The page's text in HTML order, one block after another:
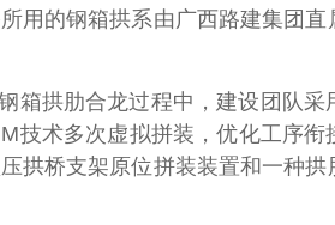
用的钢箱拱系由广西路建集团
箱拱肋合龙过程中，建设团队
技术多次虚拟拼装，优化工序
拱桥支架原位拼装装置和一种